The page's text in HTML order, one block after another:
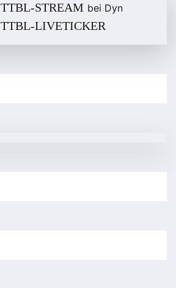
TTBL-STREAM bei Dyn
TTBL-LIVETICKER